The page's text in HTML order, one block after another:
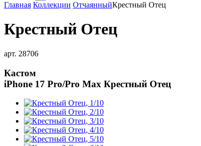
Главная Коллекции ОтчаянныйКрестный Отец
Крестный Отец
арт. 28706
Кастом
iPhone 17 Pro/Pro Max Крестный Отец